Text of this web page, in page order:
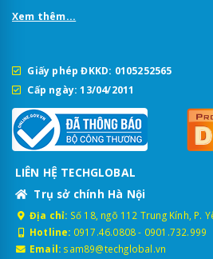
Xem thêm...
Giấy phép ĐKKD: 0105252565
Cấp ngày: 13/04/2011
LIÊN HỆ TECHGLOBAL
Trụ sở chính Hà Nội
Địa chỉ: Số 18, ngõ 112 Trung Kính, P.
Hotline: 0917.46.0808- 0901.732.999
Email: sam89@techglobal.vn